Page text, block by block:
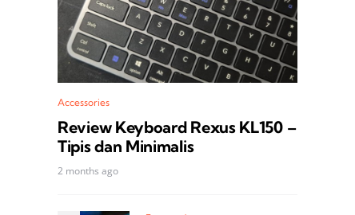
Accessories
Review Keyboard Rexus KL150 –
Tipis dan Minimalis
2 months ago